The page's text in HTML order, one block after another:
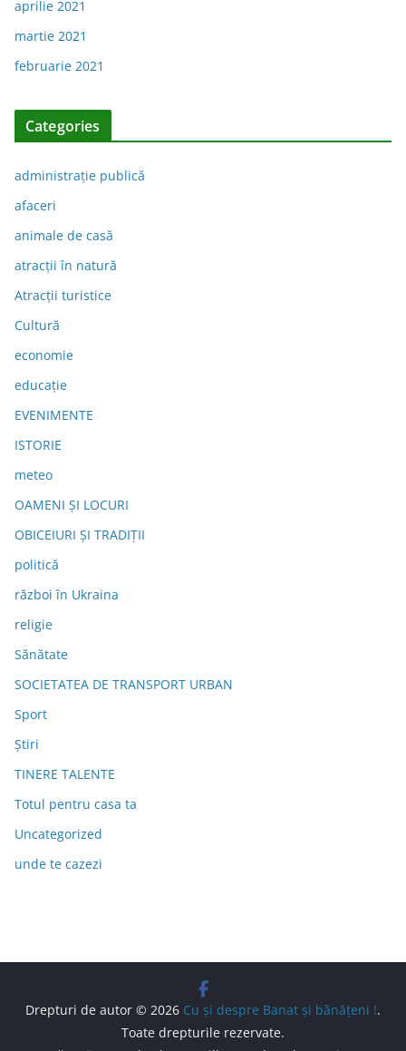
aprilie 2021
martie 2021
februarie 2021
Categories
administraţie publică
afaceri
animale de casă
atracții în natură
Atracții turistice
Cultură
economie
educație
EVENIMENTE
ISTORIE
meteo
OAMENI ȘI LOCURI
OBICEIURI ȘI TRADIȚII
politică
război în Ukraina
religie
Sănătate
SOCIETATEA DE TRANSPORT URBAN
Sport
Știri
TINERE TALENTE
Totul pentru casa ta
Uncategorized
unde te cazezi
Drepturi de autor © 2026 Cu şi despre Banat şi bănăţeni !.
Toate drepturile rezervate.